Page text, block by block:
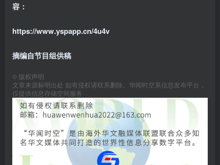
容：
https://www.yspapp.cn/4u4v
摘编自节目组供稿
© 版权声明
文章来源标明出处 如有侵权请联系删除。华闻时空系信息发布平台，
仅提供信息存储空间服务